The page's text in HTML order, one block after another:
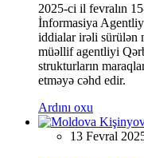
2025-ci il fevralın
İnformasiya
iddialar irəli sürülən
müəllif agentliyi
strukturların
etməyə cəhd edir.
Ardını oxu
13 Fevral